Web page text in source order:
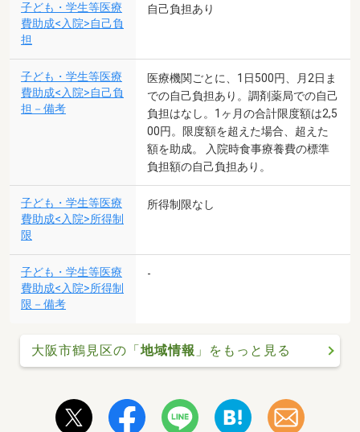
子ども・学生等医療
費助成<入院>自己負
担
自己負担あり
子ども・学生等医療
費助成<入院>自己負
担－備考
医療機関ごとに、1日500円、月2日ま
での自己負担あり。調剤薬局での自己
負担はなし。1ヶ月の合計限度額は2,5
00円。限度額を超えた場合、超えた
額を助成。 入院時食事療養費の標準
負担額の自己負担あり。
子ども・学生等医療
費助成<入院>所得制
限
所得制限なし
子ども・学生等医療
費助成<入院>所得制
限－備考
-
大阪市鶴見区の「地域情報 」をもっと見る